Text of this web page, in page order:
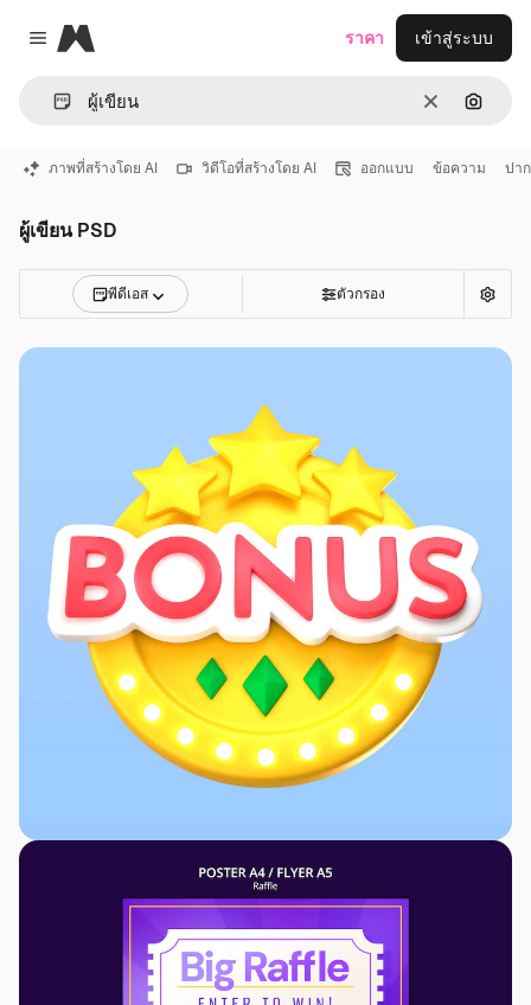
Close menu
Magnific
ชัดเจนค้นหา
ราคา เข้าสู่ระบบ
ภาพที่สร้างโดย AI วิดีโอที่สร้างโดย AI ออกแบบ ข้อความ ปา
ผู้เขียน PSD
พีดีเอส ตัวกรอง